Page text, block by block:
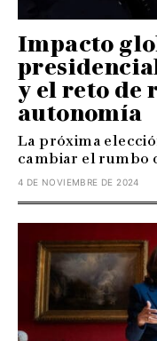
Impacto
y el reto de
autonomía
La próxima
cambiar el rumbo
4 DE NOVIEMBRE DE 2024